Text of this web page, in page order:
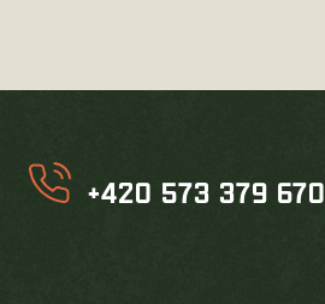
+420 573 379 670